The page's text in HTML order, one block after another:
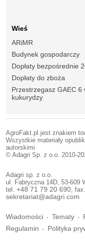
Wieś
ARiMR
Budynek gospodarczy
Dopłaty bezpośrednie
Dopłaty do zboża
Przestrzegasz GAEC 6
kukurydzy
AgroFakt.pl jest znakiem
Wszystkie materiały
autorskimi
© Adagri Sp. z o.o. 2010-
Adagri sp. z o.o.
ul. Fabryczna 14D, 53-609
tel. +48 71 79 20 690 ,
sekretariat@adagri.com
Wiadomości Tematy
Regulamin
Polityka